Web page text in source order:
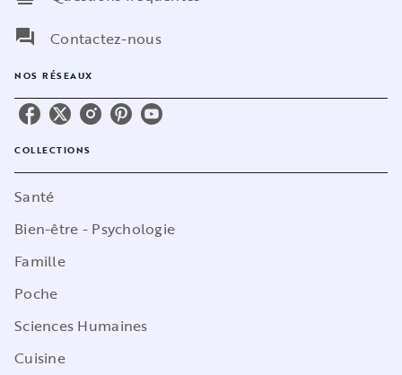
question_answer
Contactez-nous
NOS RÉSEAUX
COLLECTIONS
Santé
Bien-être - Psychologie
Famille
Poche
Sciences Humaines
Cuisine